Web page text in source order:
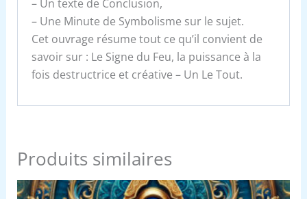
– Un texte de Conclusion,
– Une Minute de Symbolisme sur le sujet.
Cet ouvrage résume tout ce qu’il convient de
savoir sur : Le Signe du Feu, la puissance à la
fois destructrice et créative – Un Le Tout.
Produits similaires